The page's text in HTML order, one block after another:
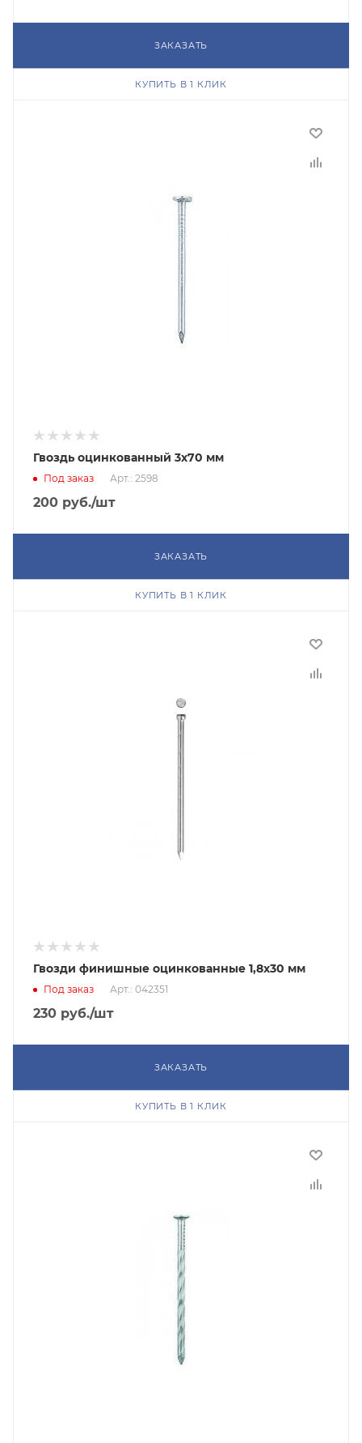
ЗАКАЗАТЬ
КУПИТЬ В 1 КЛИК
Гвоздь оцинкованный 3х70 мм
Под заказ Арт.: 2598
200 руб./шт
ЗАКАЗАТЬ
КУПИТЬ В 1 КЛИК
Гвозди финишные оцинкованные 1,8х30 мм
Под заказ Арт.: 042351
230 руб./шт
ЗАКАЗАТЬ
КУПИТЬ В 1 КЛИК